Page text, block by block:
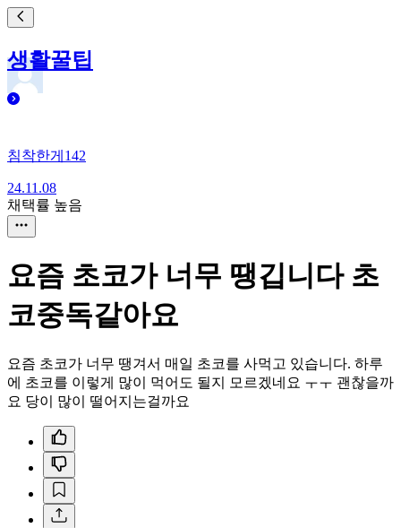
생활꿀팁
침착한게142
24.11.08
채택률 높음
요즘 초코가 너무 땡깁니다 초
코중독같아요
요즘 초코가 너무 땡겨서 매일 초코를 사먹고 있습니다. 하루
에 초코를 이렇게 많이 먹어도 될지 모르겠네요 ㅜㅜ 괜찮을까
요 당이 많이 떨어지는걸까요